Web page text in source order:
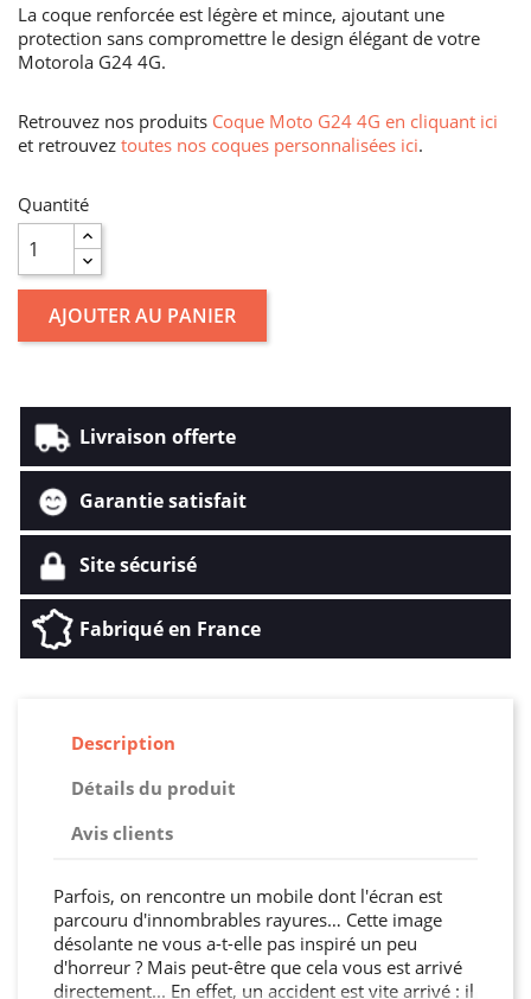
La coque renforcée est légère et mince, ajoutant une
protection sans compromettre le design élégant de votre
Motorola G24 4G.
Retrouvez nos produits Coque Moto G24 4G en cliquant ici
et retrouvez toutes nos coques personnalisées ici.
Quantité
AJOUTER AU PANIER
Livraison offerte
Garantie satisfait
Site sécurisé
Fabriqué en France
Description
Détails du produit
Avis clients
Parfois, on rencontre un mobile dont l'écran est
parcouru d'innombrables rayures… Cette image
désolante ne vous a-t-elle pas inspiré un peu
d'horreur ? Mais peut-être que cela vous est arrivé
directement... En effet, un accident est vite arrivé : il